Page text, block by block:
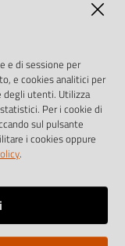
solo alle condizioni
CE e dal d.lgs.
e di sessione per
e cookies analitici per
degli utenti. Utilizza
Per i cookie di
sul pulsante
i cookies oppure
.